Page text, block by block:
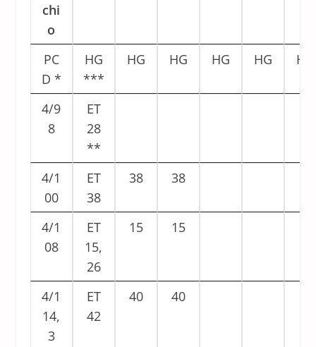
chi
o
PC
D *
HG
***
HG HG HG HG HG
4/9
8
ET
28
**
4/1
00
ET
38
38 38
4/1
08
ET
15,
26
15 15
4/1
14,
3
ET
42
40 40